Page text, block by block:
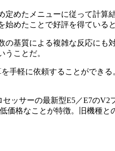
めたメニューに従って計算
めたことで好評を得ていると
基質による複雑な反応にも
ことだ。
軽に依頼することができ
サーの最新型E5／E7のV2
価格なことが特徴。旧機種